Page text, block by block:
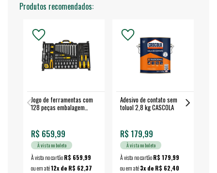
Produtos recomendados:
Jogo de ferramentas com
128 peças embalagem
R$ 659,99
À vista no boleto
À vista no cartãoR$ 659,99
ou em até12x de R$ 62,37
Adesivo de contato sem
toluol 2,8 kg CASCOLA
R$ 179,99
À vista no boleto
À vista no cartãoR$ 179,99
ou em até3x de R$ 62,40